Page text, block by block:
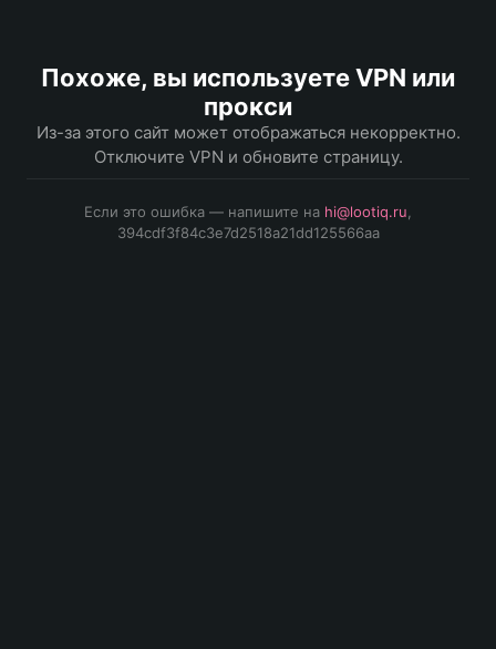
Похоже, вы используете VPN или
прокси
Из-за этого сайт может отображаться некорректно.
Отключите VPN и обновите страницу.
Если это ошибка — напишите на hi@lootiq.ru
394cdf3f84c3e7d2518a21dd125566aa